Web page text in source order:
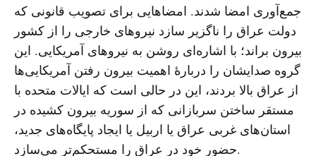
جمع‌آوری امضا شدند. امضاهایی برای تصویب قانونی که
دولت عراق را ناگزیر سازد نیروهای خارجی را از کشور
بیرون براند؛ با اشاره‌ای روشن به نیروهای آمریکایی. این
گروه صدایشان را دربارهٔ اهمیت بیرون رفتن آمریکایی‌ها
از عراق بالا بردند، این در حالی است که ایالات متحده با
مستقر ساختن سربازانی که از سوریه بیرون کشیده در
استان‌های غربی عراق یا اربیل یا ایجاد پایگاه‌های جدید،
حضور خود در عراق را مستحکم‌تر می‌سازد.